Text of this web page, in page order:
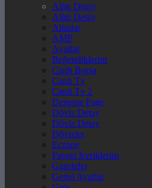
Altın Detay
Altın Detay
Altınlar
AMP
Ayarlar
Beğendiklerim
Canlı Borsa
Canlı Tv
Canlı Tv 2
Deneme Page
Döviz Detay
Döviz Detay
Dövizler
Eczane
Favori İçeriklerim
Gazeteler
Genel Ayarlar